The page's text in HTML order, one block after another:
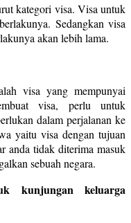
kategori visa. Visa untuk
Sedangkan visa
akan lebih lama.
visa yang mempunyai
visa, perlu untuk
dalam perjalanan ke
yaitu visa dengan tujuan
anda tidak diterima masuk
sebuah negara.
kunjungan keluarga